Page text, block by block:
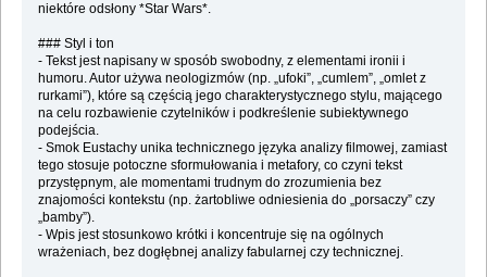
niektóre odsłony *Star Wars*.
### Styl i ton
- Tekst jest napisany w sposób swobodny, z elementami ironii i
humoru. Autor używa neologizmów (np. „ufoki”, „cumlem”, „omlet z
rurkami”), które są częścią jego charakterystycznego stylu, mającego
na celu rozbawienie czytelników i podkreślenie subiektywnego
podejścia.
- Smok Eustachy unika technicznego języka analizy filmowej, zamiast
tego stosuje potoczne sformułowania i metafory, co czyni tekst
przystępnym, ale momentami trudnym do zrozumienia bez
znajomości kontekstu (np. żartobliwe odniesienia do „porsaczy” czy
„bamby”).
- Wpis jest stosunkowo krótki i koncentruje się na ogólnych
wrażeniach, bez dogłębnej analizy fabularnej czy technicznej.